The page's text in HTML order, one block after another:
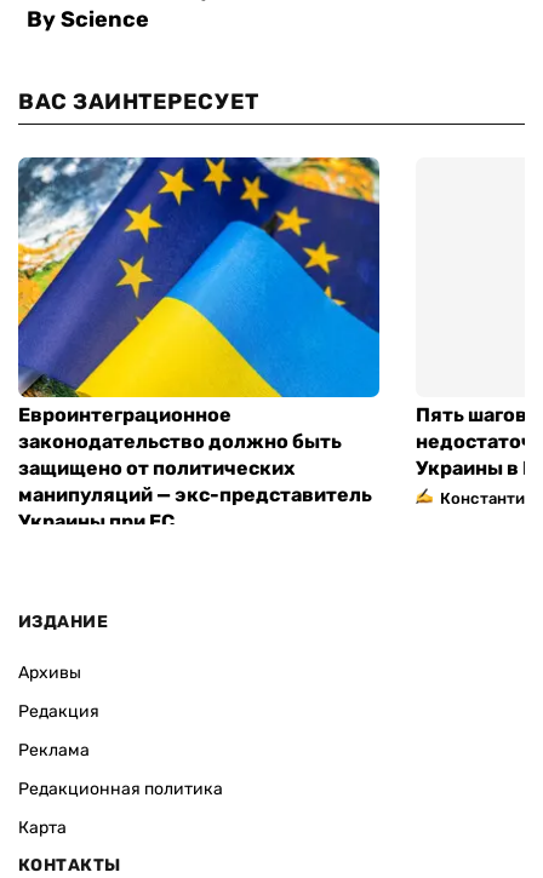
ВАС ЗАИНТЕРЕСУЕТ
Евроинтеграционное
законодательство должно быть
защищено от политических
манипуляций — экс-представитель
Украины при ЕС
Пять шагов
Украины в
Константин
ИЗДАНИЕ
Архивы
Редакция
Реклама
Редакционная политика
Карта
КОНТАКТЫ